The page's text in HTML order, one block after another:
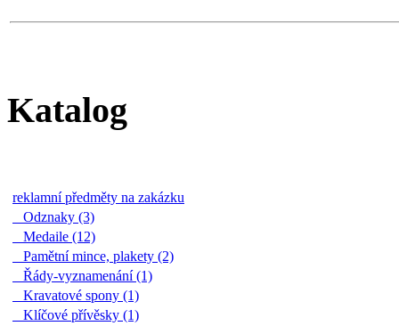
Katalog
reklamní předměty na zakázku
Odznaky (3)
Medaile (12)
Pamětní mince, plakety (2)
Řády-vyznamenání (1)
Kravatové spony (1)
Klíčové přívěsky (1)